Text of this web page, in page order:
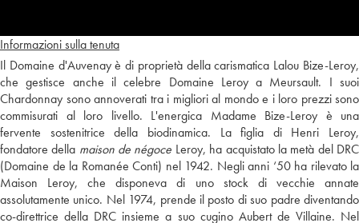
Informazioni sulla tenuta
Il Domaine d'Auvenay è di proprietà della carismatica Lalou Bize-Leroy,
che gestisce anche il celebre Domaine Leroy a Meursault. I suoi
Chardonnay sono annoverati tra i migliori al mondo e i loro prezzi sono
commisurati al loro livello. L'energica Madame Bize-Leroy è una
fervente sostenitrice della biodinamica. La figlia di Henri Leroy,
fondatore della maison de négoce Leroy, ha acquistato la metà del DRC
(Domaine de la Romanée Conti) nel 1942. Negli anni ‘50 ha rilevato la
Maison Leroy, che disponeva di uno stock di vecchie annate
assolutamente unico. Nel 1974, prende il posto di suo padre diventando
co-direttrice della DRC insieme a suo cugino Aubert de Villaine. Nel